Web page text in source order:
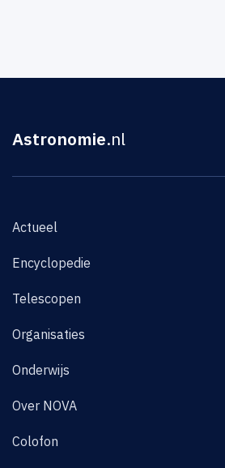
Astronomie.nl
Actueel
Encyclopedie
Telescopen
Organisaties
Onderwijs
Over NOVA
Colofon